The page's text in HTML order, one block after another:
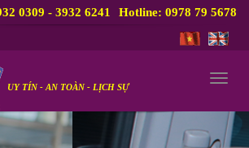
0309 - 3932 6241 Hotline: 0978 79 5678
UY TÍN - AN TOÀN - LỊCH SỰ